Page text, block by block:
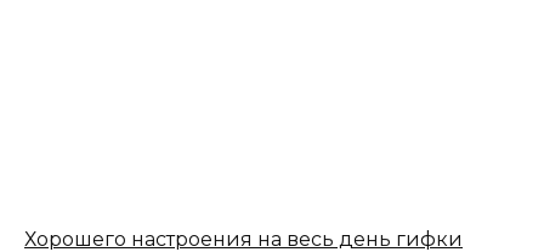
Хорошего настроения на весь день гифки